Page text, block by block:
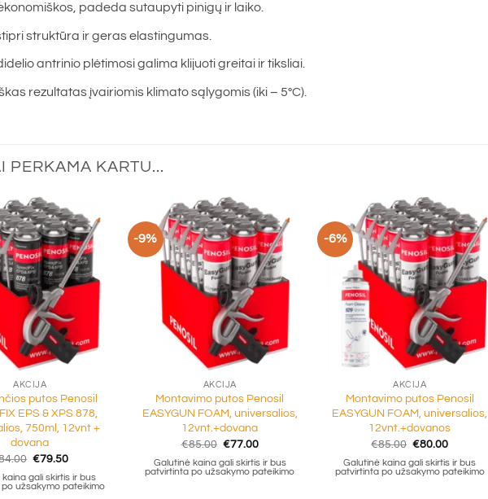
padeda sutaupyti pinigų ir laiko.
struktūra ir geras elastingumas.
antrinio plėtimosi galima klijuoti greitai ir tiksliai.
rezultatas įvairiomis klimato sąlygomis (iki – 5°C).
PERKAMA KARTU...
AKCIJA
putos Penosil
EPS & XPS 878,
750ml, 12vnt +
dovana
Original
was:
€84.00.
€79.50Current
is:
€79.50.
kaina gali skirtis ir bus
užsakymo pateikimo
-9%
AKCIJA
Montavimo putos Penosil
EASYGUN FOAM, universalios,
12vnt.+dovana
€85.00 Original
was:
€85.00.
€77.00Current
is:
€77.00.
Galutinė kaina gali skirtis ir bus
patvirtinta po užsakymo pateikimo
-6%
+
AKCIJA
Montavimo putos Penosil
EASYGUN FOAM, universalios,
12vnt.+dovanos
€85.00 Original
was:
€85.00.
€80.00Current
is:
€80.00.
Galutinė kaina gali skirtis ir bus
patvirtinta po užsakymo pateikimo